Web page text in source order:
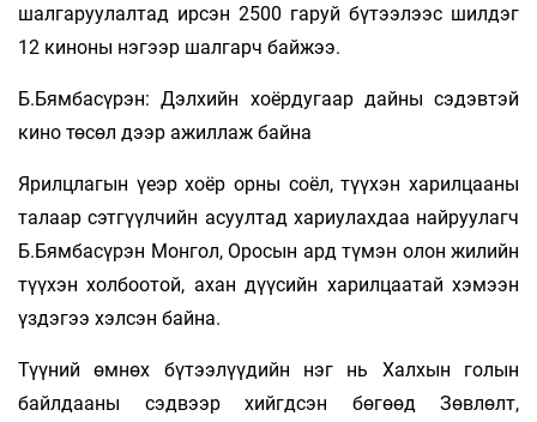
шалгаруулалтад ирсэн 2500 гаруй бүтээлээс шилдэг
12 киноны нэгээр шалгарч байжээ.
Б.Бямбасүрэн: Дэлхийн хоёрдугаар дайны сэдэвтэй
кино төсөл дээр ажиллаж байна
Ярилцлагын үеэр хоёр орны соёл, түүхэн харилцааны
талаар сэтгүүлчийн асуултад хариулахдаа найруулагч
Б.Бямбасүрэн Монгол, Оросын ард түмэн олон жилийн
түүхэн холбоотой, ахан дүүсийн харилцаатай хэмээн
үздэгээ хэлсэн байна.
Түүний өмнөх бүтээлүүдийн нэг нь Халхын голын
байлдааны сэдвээр хийгдсэн бөгөөд Зөвлөлт,